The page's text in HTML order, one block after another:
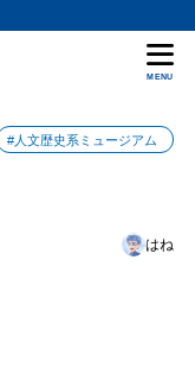
MENU
#人文歴史系ミュージアム
はね